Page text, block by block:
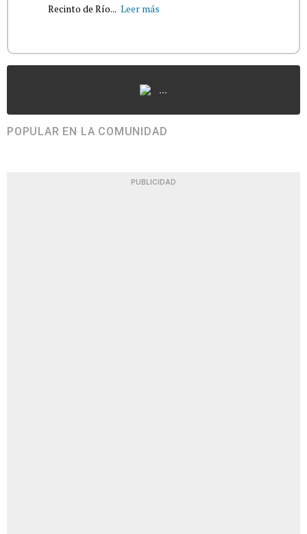
Recinto de Río... Leer más
...
POPULAR EN LA COMUNIDAD
PUBLICIDAD